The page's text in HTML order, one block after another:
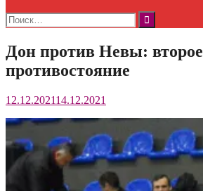
Найти:
Дон против Невы: второе
противостояние
12.12.202114.12.2021